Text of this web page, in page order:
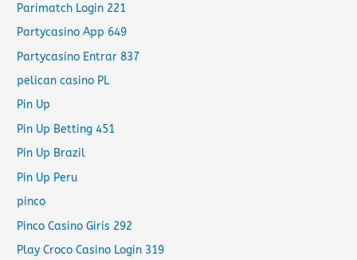
Parimatch Login 221
Partycasino App 649
Partycasino Entrar 837
pelican casino PL
Pin Up
Pin Up Betting 451
Pin Up Brazil
Pin Up Peru
pinco
Pinco Casino Giris 292
Play Croco Casino Login 319